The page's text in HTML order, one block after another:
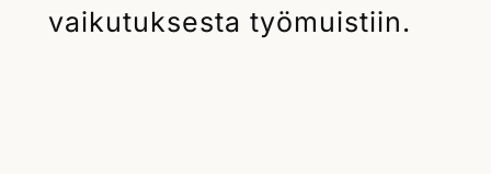
vaikutuksesta työmuistiin.